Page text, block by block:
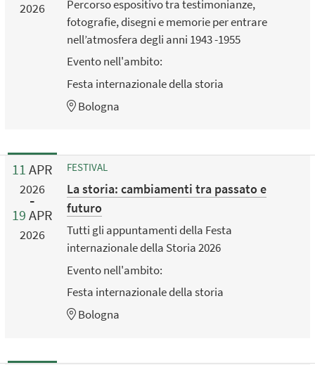
2026
Percorso espositivo tra testimonianze,
fotografie, disegni e memorie per entrare
nell’atmosfera degli anni 1943 -1955
Evento nell'ambito:
Festa internazionale della storia
Bologna
11 APR
2026
19 APR
2026
FESTIVAL
La storia: cambiamenti tra passato e
futuro
Tutti gli appuntamenti della Festa
internazionale della Storia 2026
Evento nell'ambito:
Festa internazionale della storia
Bologna